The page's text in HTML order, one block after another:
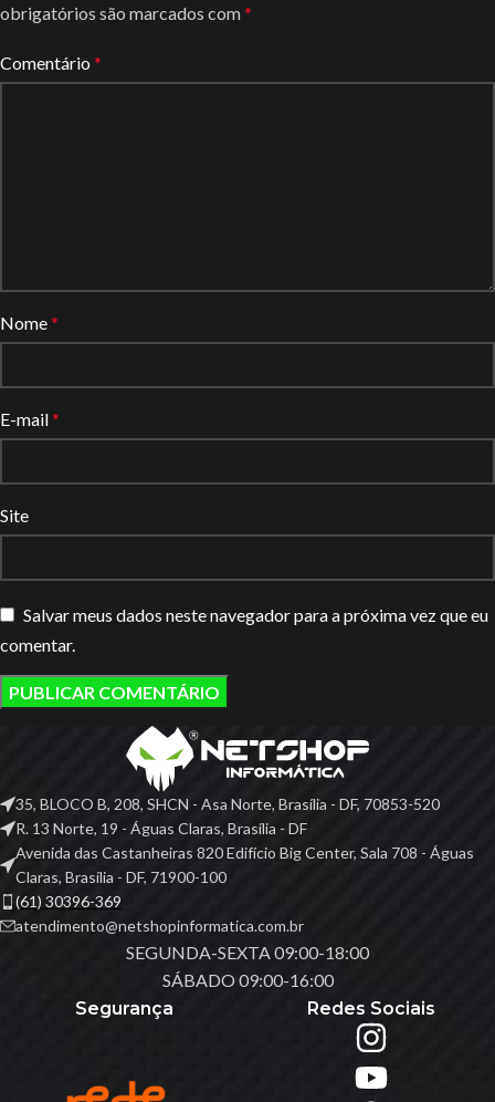
obrigatórios são marcados com*
Comentário *
Nome*
E-mail*
Site
Salvar meus dados neste navegador para a próxima vez que eu
comentar.
35, BLOCO B, 208, SHCN - Asa Norte, Brasília - DF, 70853-520
R. 13 Norte, 19 - Águas Claras, Brasília - DF
Avenida das Castanheiras 820 Edifício Big Center, Sala 708 - Águas
Claras, Brasília - DF, 71900-100
(61) 30396-369
atendimento@netshopinformatica.com.br
SEGUNDA-SEXTA 09:00-18:00
SÁBADO 09:00-16:00
Segurança
Redes Sociais